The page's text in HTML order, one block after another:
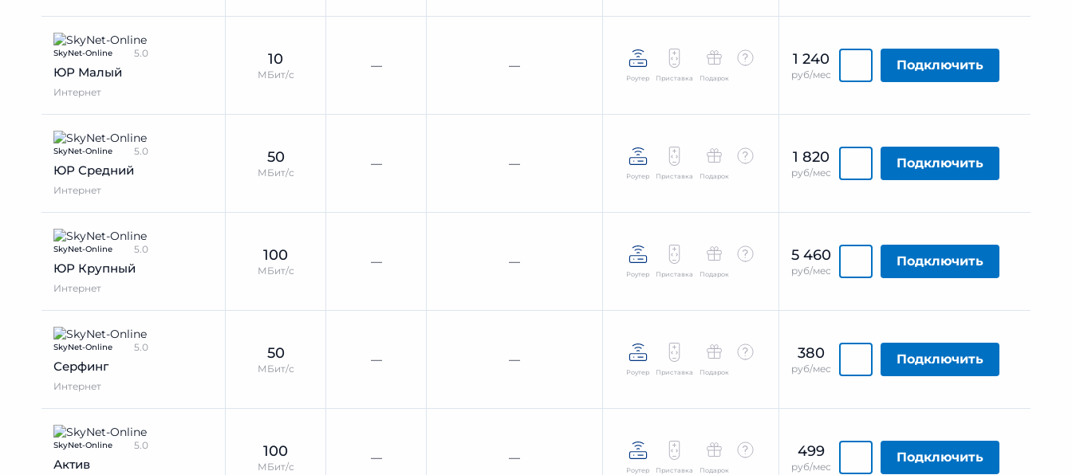
SkyNet-Online 5.0
ЮР Малый
Интернет
10
МБит/с
— —
Роутер Приставка Подарок
1 240
руб/мес
Подключить
SkyNet-Online 5.0
ЮР Средний
Интернет
50
МБит/с
— —
Роутер Приставка Подарок
1 820
руб/мес
Подключить
SkyNet-Online 5.0
ЮР Крупный
Интернет
100
МБит/с
— —
Роутер Приставка Подарок
5 460
руб/мес
Подключить
SkyNet-Online 5.0
Серфинг
Интернет
50
МБит/с
— —
Роутер Приставка Подарок
380
руб/мес
Подключить
SkyNet-Online 5.0
Актив
100
МБит/с
— —
Роутер Приставка Подарок
499
руб/мес
Подключить